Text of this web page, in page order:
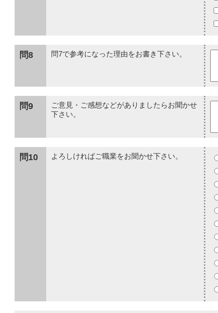
問8 問7で参考になった理由をお書き下さい。
問9
ご意見・ご感想などがありましたらお聞かせ
下さい。
問10 よろしければご職業をお聞かせ下さい。